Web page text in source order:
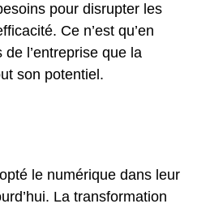
pour disrupter les
Ce n’est qu’en
l’entreprise que la
son potentiel.
le numérique dans leur
La transformation